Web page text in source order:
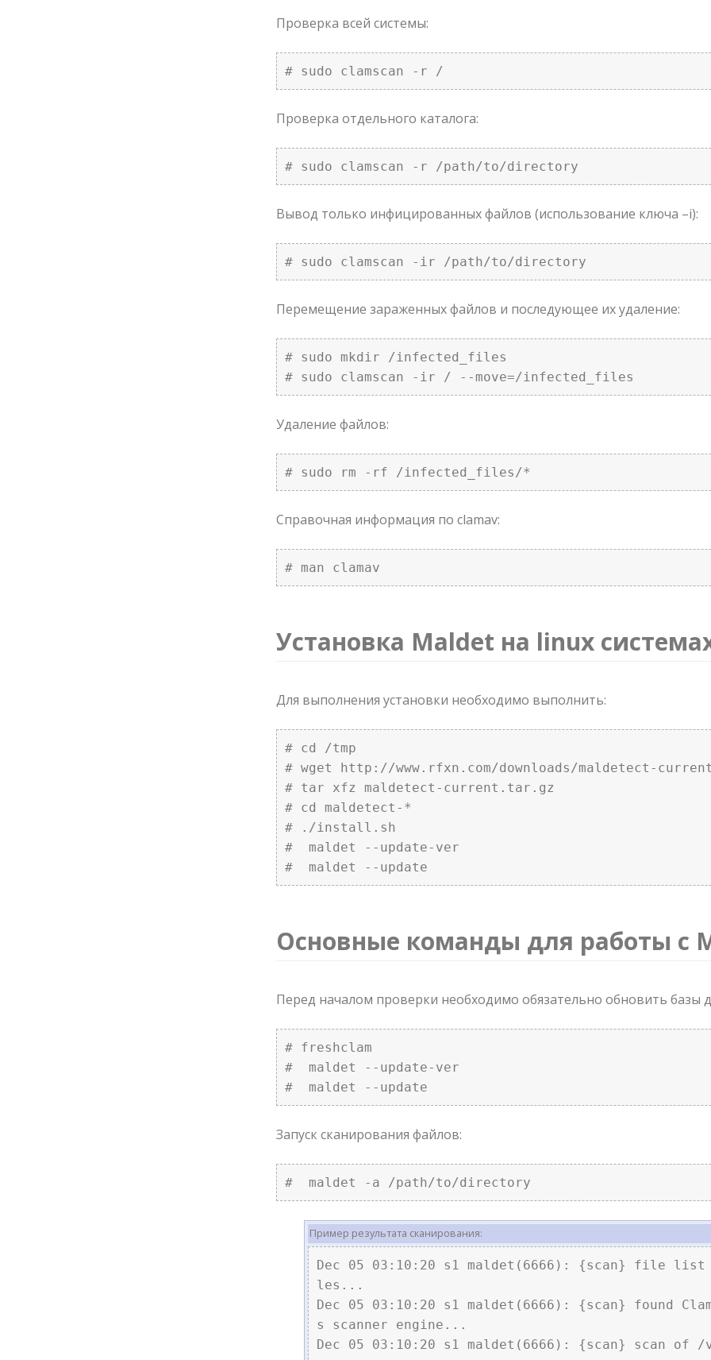
Проверка всей системы:
# sudo clamscan -r /
Проверка отдельного каталога:
# sudo clamscan -r /path/to/directory
Вывод только инфицированных файлов (использование ключа –i):
# sudo clamscan -ir /path/to/directory
Перемещение зараженных файлов и последующее их удаление:
# sudo mkdir /infected_files
# sudo clamscan -ir / --move=/infected_files
Удаление файлов:
# sudo rm -rf /infected_files/*
Справочная информация по clamav:
# man clamav
Установка Maldet на linux
Для выполнения установки необходимо выполнить:
# cd /tmp
# wget http://www.rfxn.com/downloads/maldetect-
# tar xfz maldetect-current.tar.gz
# cd maldetect-*
# ./install.sh
#  maldet --update-ver
#  maldet --update
Основные команды для работы с
Перед началом проверки необходимо обязательно обновить базы
# freshclam
#  maldet --update-ver
#  maldet --update
Запуск сканирования файлов:
#  maldet -a /path/to/directory
Пример результата сканирования:
Dec 05 03:10:20 s1 maldet(6666): {scan} file list
les...
Dec 05 03:10:20 s1 maldet(6666): {scan} found
s scanner engine...
Dec 05 03:10:20 s1 maldet(6666): {scan} scan of